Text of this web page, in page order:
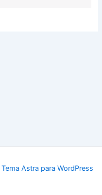
Tema Astra para WordPress